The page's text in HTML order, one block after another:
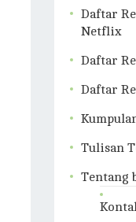
Daftar
Netflix
Daftar
Daftar
Tulisan
Tentang